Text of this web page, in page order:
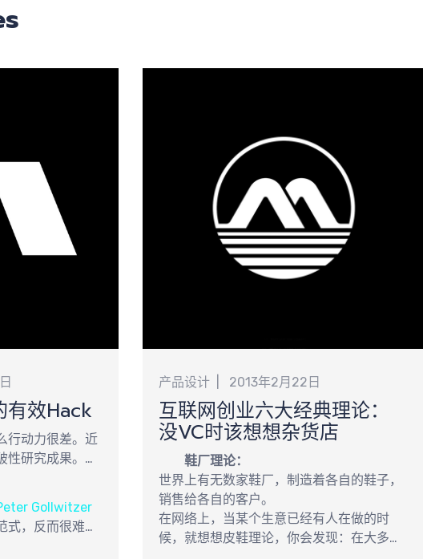
有效Hack
行动力很差。近
性研究成果。普
的是目标意图,
Gollwitzer
式，反而很难达
产品设计 2013年2月22日
互联网创业六大经典理论：
没VC时该想想杂货店
鞋厂理论：
世界上有无数家鞋厂，制造着各自的鞋子，
销售给各自的客户。
在网络上，当某个生意已经有人在做的时
候，就想想皮鞋理论，你会发现：在大多数